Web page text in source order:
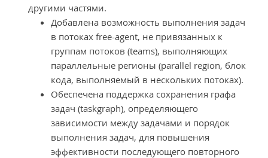
другими частями.
Добавлена возможность выполнения задач
в потоках free-agent, не привязанных к
группам потоков (teams), выполняющих
параллельные регионы (parallel region, блок
кода, выполняемый в нескольких потоках).
Обеспечена поддержка сохранения графа
задач (taskgraph), определяющего
зависимости между задачами и порядок
выполнения задач, для повышения
эффективности последующего повторного